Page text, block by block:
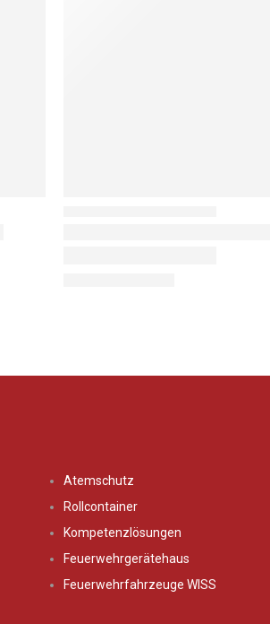
Atemschutz
Rollcontainer
Kompetenzlösungen
Feuerwehrgerätehaus
Feuerwehrfahrzeuge WISS